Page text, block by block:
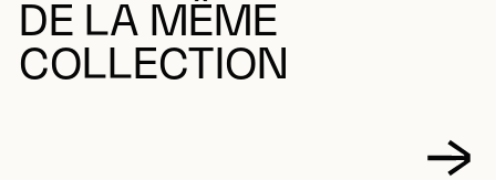
DE LA MÊME
COLLECTION